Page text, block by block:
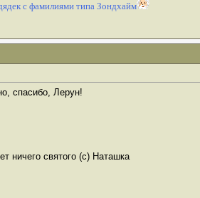
с фамилиями типа Зондхайм
спасибо, Лерун!
ничего святого (с) Наташка